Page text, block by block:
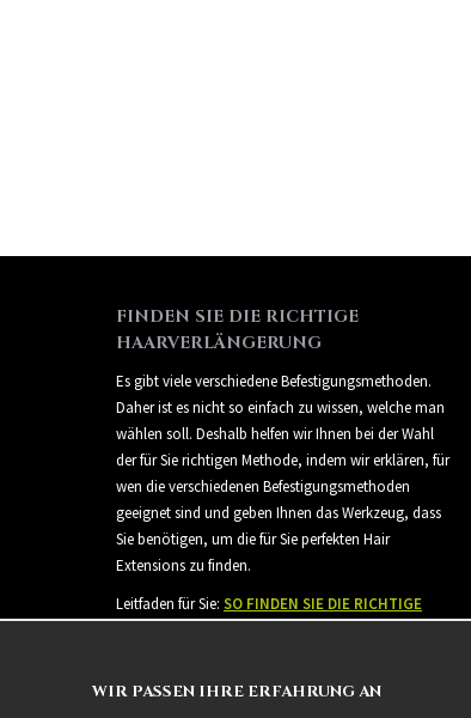
FINDEN SIE DIE RICHTIGE
HAARVERLÄNGERUNG
Es gibt viele verschiedene Befestigungsmethoden.
Daher ist es nicht so einfach zu wissen, welche man
wählen soll. Deshalb helfen wir Ihnen bei der Wahl
der für Sie richtigen Methode, indem wir erklären, für
wen die verschiedenen Befestigungsmethoden
geeignet sind und geben Ihnen das Werkzeug, dass
Sie benötigen, um die für Sie perfekten Hair
Extensions zu finden.
Leitfaden für Sie: SO FINDEN SIE DIE RICHTIGE
WIR PASSEN IHRE ERFAHRUNG AN